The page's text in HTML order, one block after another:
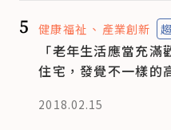
5 健康福祉 產業創新
「老年生活應當充
住宅，發覺不一樣的
2018.02.15